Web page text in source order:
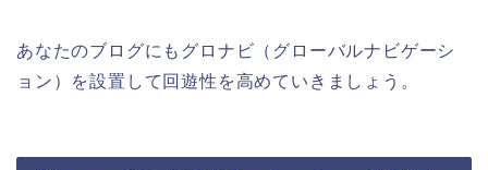
あなたのブログにもグロナビ（グローバルナビゲーシ
ョン）を設置して回遊性を高めていきましょう。